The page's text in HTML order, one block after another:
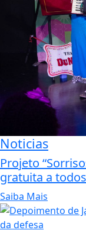
Noticias
Projeto
gratuita a todos
Saiba Mais